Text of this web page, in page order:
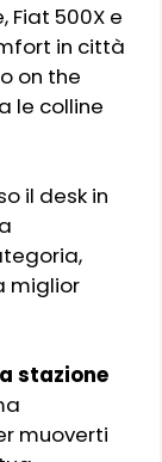
Fiat 500X e
in città
on the
le colline
il desk in
miglior
stazione
muoverti